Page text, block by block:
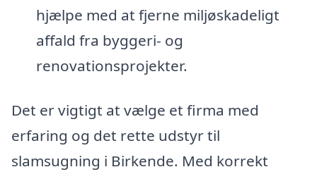
hjælpe med at fjerne miljøskadeligt
affald fra byggeri- og
renovationsprojekter.
Det er vigtigt at vælge et firma med
erfaring og det rette udstyr til
slamsugning i Birkende. Med korrekt